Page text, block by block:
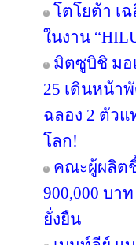
โตโยต้า เ
ในงาน
มิตซูบิชิ มอ
25 เดินหน้า
ฉลอง 2 ตัวแ
โลก!
คณะผู้ผลิต
900,000 บา
ยั่งยืน